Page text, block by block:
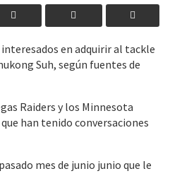
en adquirir al tackle
Suh, según fuentes de
Raiders y los Minnesota
han tenido conversaciones
mes de junio junio que le